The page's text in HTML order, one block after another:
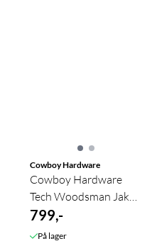
Cowboy Hardware
Cowboy Hardware
Tech Woodsman Jakke
Til Gutt
799,-
På lager